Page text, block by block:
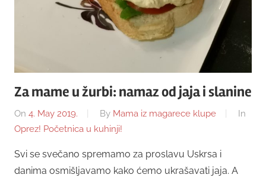
Za mame u žurbi: namaz od jaja i slanine
On 4. May 2019. By Mama iz magarece klupe
In
Oprez! Početnica u kuhinji!
Svi se svečano spremamo za proslavu Uskrsa i
danima osmišljavamo kako ćemo ukrašavati jaja. A